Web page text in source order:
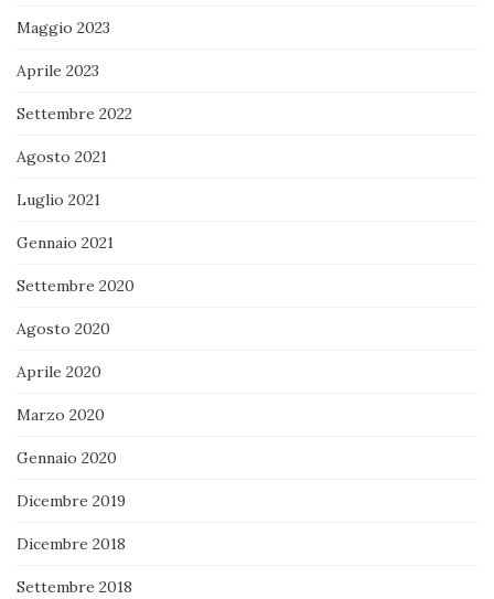
Maggio 2023
Aprile 2023
Settembre 2022
Agosto 2021
Luglio 2021
Gennaio 2021
Settembre 2020
Agosto 2020
Aprile 2020
Marzo 2020
Gennaio 2020
Dicembre 2019
Dicembre 2018
Settembre 2018